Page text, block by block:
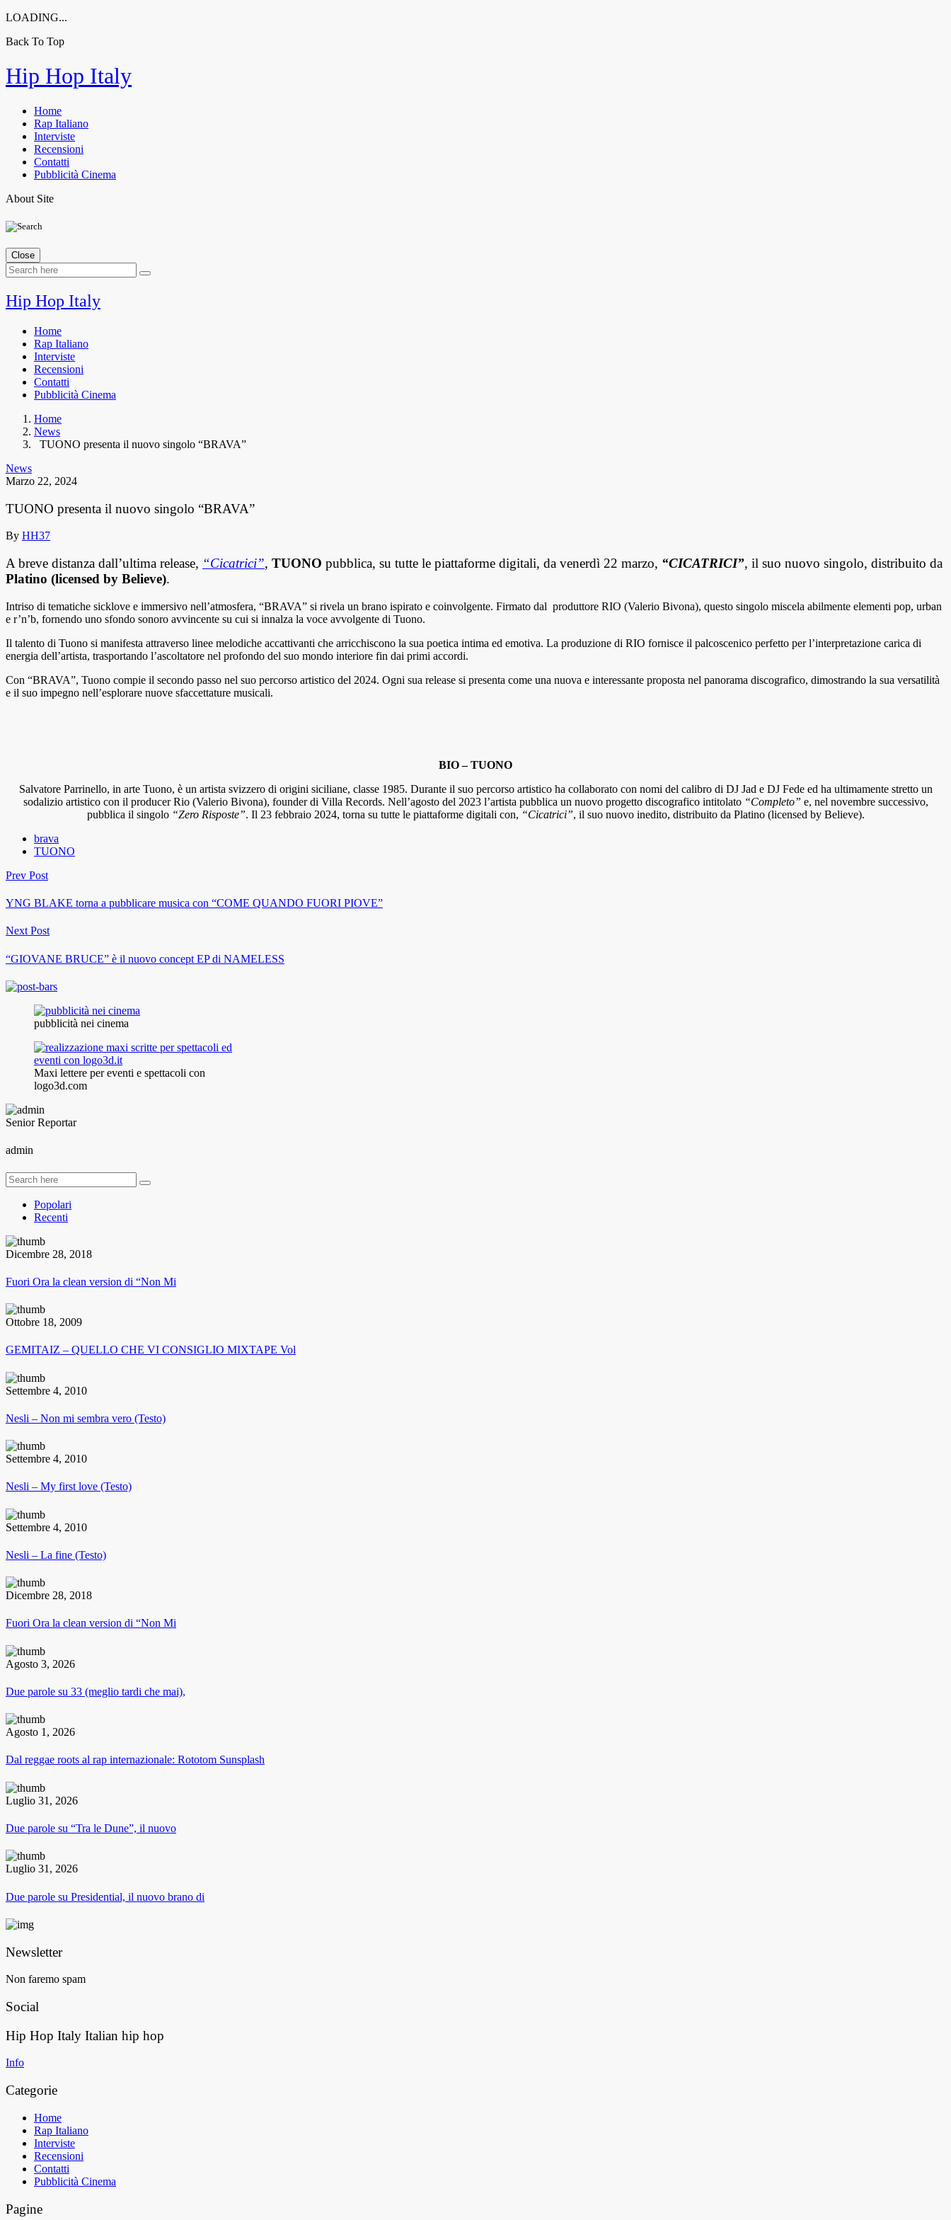
LOADING...
Back To Top
to
content
Hip Hop Italy
Home
Rap Italiano
Interviste
Recensioni
Contatti
Pubblicità Cinema
About Site
Close
Hip Hop Italy
Home
Rap Italiano
Interviste
Recensioni
Contatti
Pubblicità Cinema
Home
News
TUONO presenta il nuovo singolo “BRAVA”
News
Marzo 22, 2024
TUONO presenta il nuovo singolo “BRAVA”
By HH37
A breve distanza dall’ultima release, “Cicatrici”, TUONO pubblica, su tutte le piattaforme digitali, da venerdì 22 marzo, “CICATRICI”, il suo nuovo singolo, distribuito da
Platino (licensed by Believe).
Intriso di tematiche sicklove e immersivo nell’atmosfera, “BRAVA” si rivela un brano ispirato e coinvolgente. Firmato dal produttore RIO (Valerio Bivona), questo singolo miscela abilmente elementi pop, urban
e r’n’b, fornendo uno sfondo sonoro avvincente su cui si innalza la voce avvolgente di Tuono.
Il talento di Tuono si manifesta attraverso linee melodiche accattivanti che arricchiscono la sua poetica intima ed emotiva. La produzione di RIO fornisce il palcoscenico perfetto per l’interpretazione carica di
energia dell’artista, trasportando l’ascoltatore nel profondo del suo mondo interiore fin dai primi accordi.
Con “BRAVA”, Tuono compie il secondo passo nel suo percorso artistico del 2024. Ogni sua release si presenta come una nuova e interessante proposta nel panorama discografico, dimostrando la sua versatilità
e il suo impegno nell’esplorare nuove sfaccettature musicali.
BIO – TUONO
Salvatore Parrinello, in arte Tuono, è un artista svizzero di origini siciliane, classe 1985. Durante il suo percorso artistico ha collaborato con nomi del calibro di DJ Jad e DJ Fede ed ha ultimamente stretto un
sodalizio artistico con il producer Rio (Valerio Bivona), founder di Villa Records. Nell’agosto del 2023 l’artista pubblica un nuovo progetto discografico intitolato “Completo” e, nel novembre successivo,
pubblica il singolo “Zero Risposte”. Il 23 febbraio 2024, torna su tutte le piattaforme digitali con, “Cicatrici”, il suo nuovo inedito, distribuito da Platino (licensed by Believe).
brava
TUONO
Prev Post
YNG BLAKE torna a pubblicare musica con “COME QUANDO FUORI PIOVE”
Next Post
“GIOVANE BRUCE” è il nuovo concept EP di NAMELESS
pubblicità nei cinema
Maxi lettere per eventi e spettacoli con
logo3d.com
Senior Reportar
admin
Popolari
Recenti
Dicembre 28, 2018
Fuori Ora la clean version di “Non Mi
Ottobre 18, 2009
GEMITAIZ – QUELLO CHE VI CONSIGLIO MIXTAPE Vol
Settembre 4, 2010
Nesli – Non mi sembra vero (Testo)
Settembre 4, 2010
Nesli – My first love (Testo)
Settembre 4, 2010
Nesli – La fine (Testo)
Dicembre 28, 2018
Fuori Ora la clean version di “Non Mi
Agosto 3, 2026
Due parole su 33 (meglio tardi che mai),
Agosto 1, 2026
Dal reggae roots al rap internazionale: Rototom Sunsplash
Luglio 31, 2026
Due parole su “Tra le Dune”, il nuovo
Luglio 31, 2026
Due parole su Presidential, il nuovo brano di
Newsletter
Non faremo spam
Social
Hip Hop Italy Italian hip hop
Info
Categorie
Home
Rap Italiano
Interviste
Recensioni
Contatti
Pubblicità Cinema
Pagine